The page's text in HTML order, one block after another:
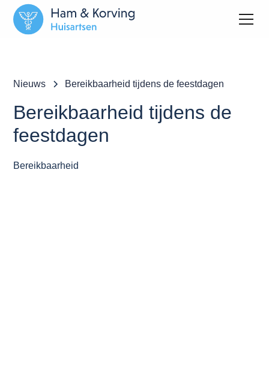
Nieuws Bereikbaarheid tijdens de feestdagen
Bereikbaarheid tijdens de
feestdagen
Bereikbaarheid